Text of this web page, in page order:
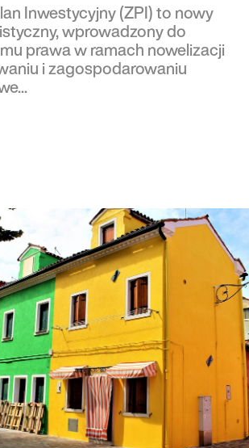
Inwestycyjny (ZPI) to nowy
wprowadzony do
prawa w ramach nowelizacji
i zagospodarowaniu